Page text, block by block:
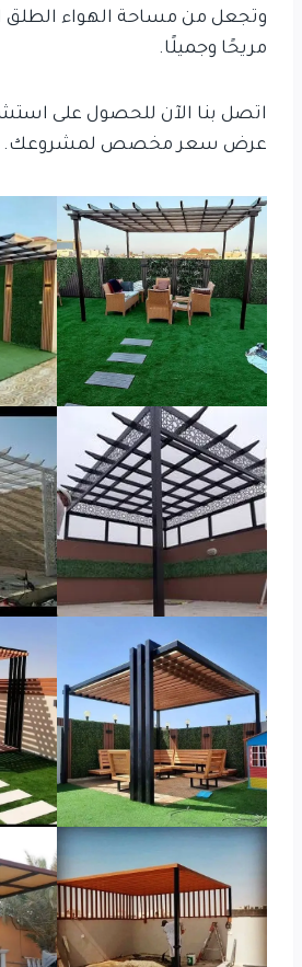
وتجعل من مساحة الهواء الطلق
مريحًا وجميلًا.
اتصل بنا الآن للحصول على
عرض سعر مخصص لمشروعك.